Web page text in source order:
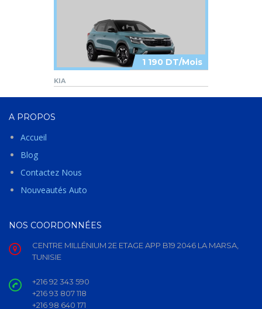
1 190 DT/Mois
KIA
A PROPOS
Accueil
Blog
Contactez Nous
Nouveautés Auto
NOS COORDONNÉES
CENTRE MILLÉNIUM 2E ETAGE APP B19 2046 LA MARSA,
TUNISIE
+216 92 343 590
+216 93 807 118
+216 98 640 171